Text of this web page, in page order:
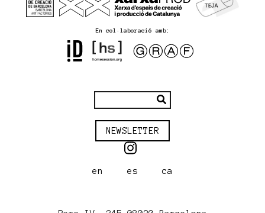
En col·laboració amb:
NEWSLETTER
en es ca